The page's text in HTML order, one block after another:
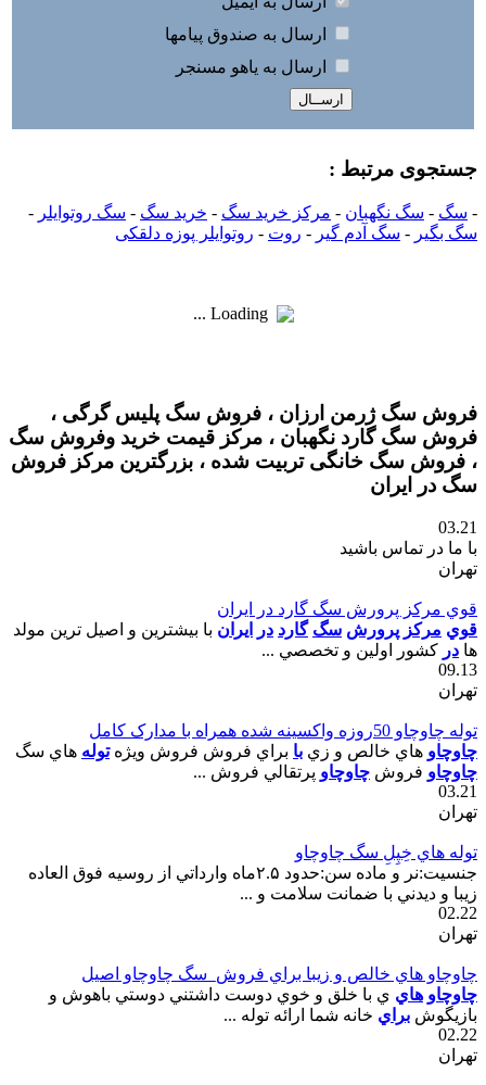
ارسال به صندوق پيامها
ارسال به ياهو مسنجر
جستجوی مرتبط :
- سگ - سگ نگهبان - مرکز خرید سگ - خرید سگ - سگ روتوایلر -
سگ بگیر - سگ آدم گیر - روت - روتوایلر پوزه دلقکی
Loading ...
فروش سگ ژرمن ارزان ، فروش سگ پلیس گرگی ،
فروش سگ گارد نگهبان ، مرکز قیمت خرید وفروش سگ
، فروش سگ خانگی تربیت شده ، بزرگترین مرکز فروش
سگ در ایران
03.21
با ما در تماس باشید
تهران
قوي مرکز پرورش سگ گارد در ايران
قوي مرکز پرورش سگ گارد در ايران با بيشترين و اصيل ترين مولد
ها در کشور اولين و تخصصي ...
09.13
تهران
توله چاوچاو 50روزه واکسينه شده همراه با مدارک کامل
چاوچاو هاي خالص و زي با براي فروش فروش ويژهتوله هاي سگ
چاوچاو فروش چاوچاو پرتقالي فروش ...
03.21
تهران
توله هاي خِپِلِ سگ چاوچاو
جنسيت:نر و ماده سن:حدود ۲.۵ماه وارداتي از روسيه فوق العاده
زيبا و ديدني با ضمانت سلامت و ...
02.22
تهران
چاوچاو هاي خالص و زيبا براي فروش_سگ چاوچاو اصيل
چاوچاو هاي ي با خلق و خوي دوست داشتني دوستي باهوش و
بازيگوش براي خانه شما ارائه توله ...
02.22
تهران